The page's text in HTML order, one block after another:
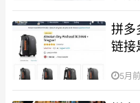
拼多
链接
5月前